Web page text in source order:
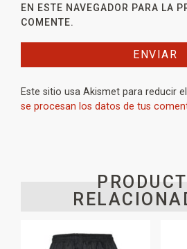
EN ESTE NAVEGADOR PARA LA
COMENTE.
Este sitio usa Akismet para reducir
se procesan los datos de tus